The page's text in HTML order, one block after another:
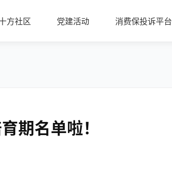
方社区 党建活动 消费保投诉平台
期名单啦！